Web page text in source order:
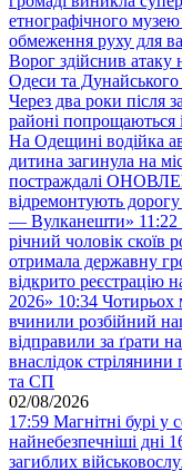
етнографічного музею
обмеження руху для
Ворог здійснив атаку
Одеси та
Через два роки після
районі попрощаються
На Одещині водійка
дитина загинула на
постраждалі
відремонтують
— Вулканешти» 11:22
річний чоловік скоїв
отримала державну
відкрито реєстрацію
2026» 10:34 Чотирьох
вчинили розбійний
відправили за ґрати
внаслідок
та СП
02/08/2026
17:59 Магнітні бурі у
найнебезпечніші дні
загиблих